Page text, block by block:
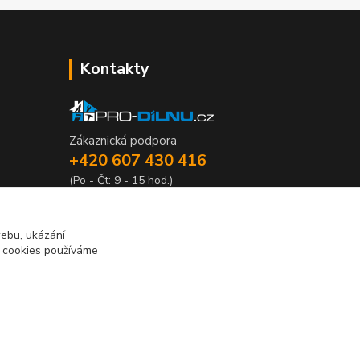
Kontakty
Zákaznická podpora
+420 607 430 416
(Po - Čt: 9 - 15 hod.)
ukázání
používáme